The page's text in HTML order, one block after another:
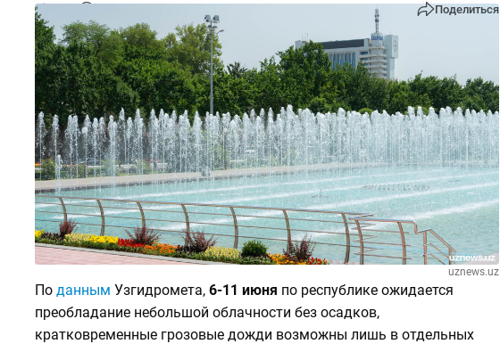
Поделиться
uznews.uz
По данным Узгидромета, 6-11 июня по республике ожидается
преобладание небольшой облачности без осадков,
кратковременные грозовые дожди возможны лишь в отдельных